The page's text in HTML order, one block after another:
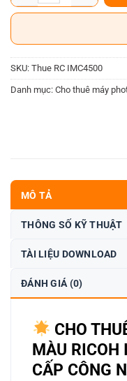
SKU: Thue RC IMC4500
Danh mục: Cho thuê máy
MÔ TẢ
THÔNG SỐ KỸ THUẬT
TÀI LIỆU DOWNLOAD
ĐÁNH GIÁ (0)
CHO
MÀU
CẤP CÔNG